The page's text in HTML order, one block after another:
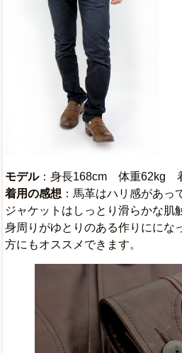
モデル：身長168cm 体重62kg
着用の感想 ：馬革はハリ感があ
ジャケットはしっとり滑らかな肌
身周りがゆとりのある作りににな
方にもオススメできます。